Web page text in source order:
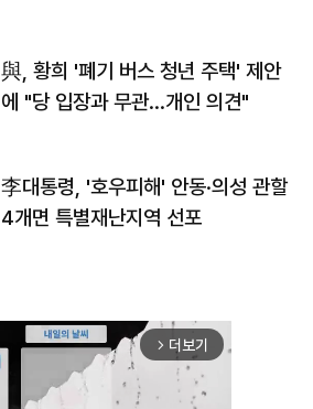
與, 황희 '폐기 버스 청년 주택' 제안
에 "당 입장과 무관…개인 의견"
李대통령, '호우피해' 안동·의성 관할
4개면 특별재난지역 선포
arrow_forward_ios 더보기